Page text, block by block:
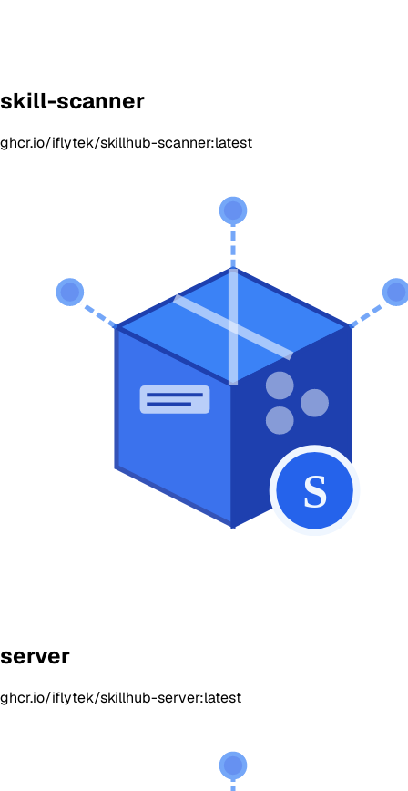
skill-scanner
ghcr.io/iflytek/skillhub-scanner:latest
server
ghcr.io/iflytek/skillhub-server:latest